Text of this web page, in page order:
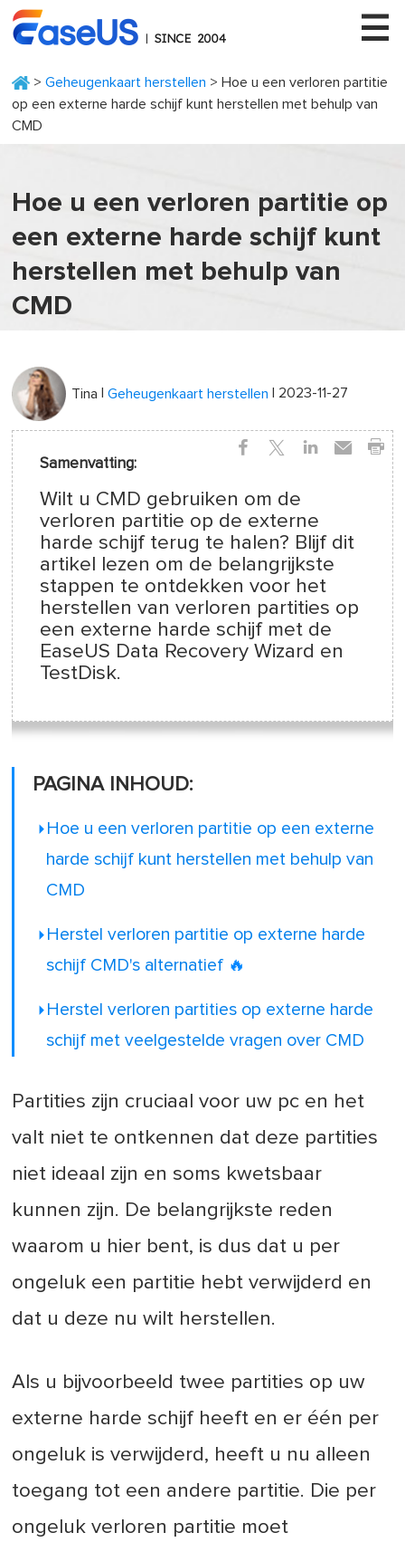
EaseUS
>Geheugenkaart herstellen > Hoe u een verloren partitie
op een externe harde schijf kunt herstellen met behulp van
CMD
Hoe u een verloren partitie op
een externe harde schijf kunt
herstellen met behulp van
CMD
Tina |Geheugenkaart herstellen | 2023-11-27
Samenvatting:
Wilt u CMD gebruiken om de
verloren partitie op de externe
harde schijf terug te halen? Blijf dit
artikel lezen om de belangrijkste
stappen te ontdekken voor het
herstellen van verloren partities op
een externe harde schijf met de
EaseUS Data Recovery Wizard en
TestDisk.
PAGINA INHOUD:
Hoe u een verloren partitie op een externe
harde schijf kunt herstellen met behulp van
CMD
Herstel verloren partitie op externe harde
schijf CMD's alternatief 🔥
Herstel verloren partities op externe harde
schijf met veelgestelde vragen over CMD
Partities zijn cruciaal voor uw pc en het
valt niet te ontkennen dat deze partities
niet ideaal zijn en soms kwetsbaar
kunnen zijn. De belangrijkste reden
waarom u hier bent, is dus dat u per
ongeluk een partitie hebt verwijderd en
dat u deze nu wilt herstellen.
Als u bijvoorbeeld twee partities op uw
externe harde schijf heeft en er één per
ongeluk is verwijderd, heeft u nu alleen
toegang tot een andere partitie. Die per
ongeluk verloren partitie moet